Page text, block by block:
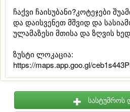
ჩაქვი ჩაისუბანი?კოტეჯები
და დაისვენეთ მშვიდ და
ულამაზესი მთისა და ზღვის
ზუსტი ლოკაცია:
https://maps.app.goo.gl/
სასტუმროს